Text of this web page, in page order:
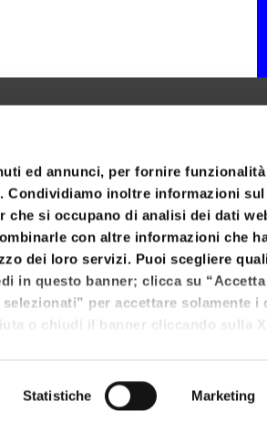
ed annunci, per fornire funzionalità
Condividiamo inoltre informazioni
si occupano di analisi dei dati
con altre informazioni che
dei loro servizi. Puoi scegliere quali
in questo banner; clicca su
per accettare solamente i
o chiudi il banner cliccando sulla X
Statistiche Marketing